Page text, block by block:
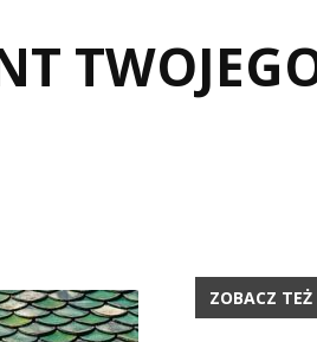
ZOBACZ TEŻ